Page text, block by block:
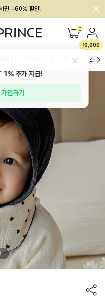
하면 ~60% 할인!
원 혜택 0
10,000
하의/레깅스
1%추가 지급!
입하기